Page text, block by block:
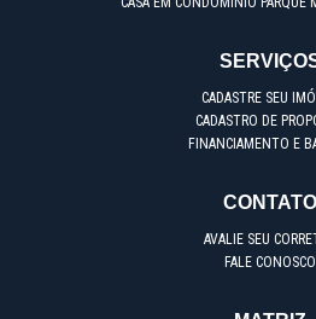
CADASTRE SEU
CADASTRO DE
FINANCIAMENTO E
CONTATO
AVALIE SEU
FALE CONOSCO